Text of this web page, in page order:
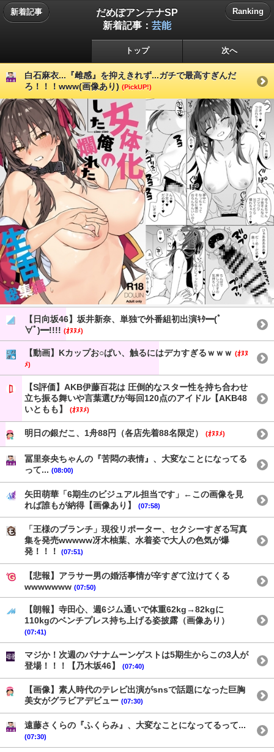
新着記事
だめぽアンテナSP
新着記事： 芸能
Ranking
トップ 次へ
白石麻衣...『雌感』を抑えきれず...ガチで最高すぎんだ
ろ！！！www(画像あり) (PickUP!)
【日向坂46】坂井新奈、単独で外番組初出演ｷﾀ━(ﾟ
∀ﾟ)━!!!! (ｵﾇﾇﾒ)
【動画】Kカップお○ぱい、触るにはデカすぎるｗｗｗ (ｵﾇﾇ
ﾒ)
【S評価】AKB伊藤百花は 圧倒的なスター性を持ち合わせ
立ち振る舞いや言葉選びが毎回120点のアイドル【AKB48
いともも】
(ｵﾇﾇﾒ)
明日の銀だこ、1舟88円（各店先着88名限定） (ｵﾇﾇﾒ)
冨里奈央ちゃんの『苦悶の表情』、大変なことになってる
って... (08:00)
矢田萌華「6期生のビジュアル担当です」←この画像を見
れば誰もが納得【画像あり】
(07:58)
「王様のブランチ」現役リポーター、セクシーすぎる写真
集を発売wwwww冴木柚葉、水着姿で大人の色気が爆
発！！！
(07:51)
【悲報】アラサー男の婚活事情が辛すぎて泣けてくる
wwwwwww (07:50)
【朗報】寺田心、週6ジム通いで体重62kg→82kgに
110kgのベンチプレス持ち上げる姿披露（画像あり）
(07:41)
マジか！次週のバナナムーンゲストは5期生からこの3人が
登場！！！【乃木坂46】
(07:40)
【画像】素人時代のテレビ出演がsnsで話題になった巨胸
美女がグラビアデビュー (07:30)
遠藤さくらの『ふくらみ』、大変なことになってるって...
(07:30)